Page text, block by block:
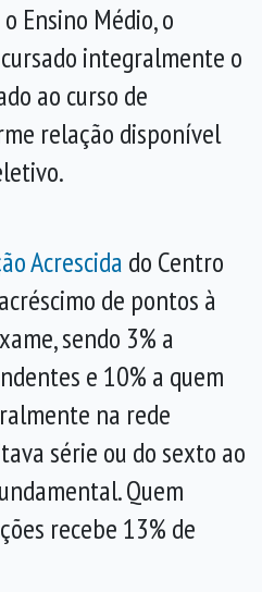
Ensino Médio, o
integralmente o
ao curso de
relação disponível
Acrescida do Centro
de pontos à
sendo 3% a
e 10% a quem
na rede
série ou do sexto ao
Quem
recebe 13% de